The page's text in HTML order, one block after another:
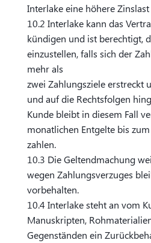
Interlake eine höhere
10.2 Interlake kann das
kündigen und ist berechtigt,
einzustellen, falls sich der
mehr als
zwei Zahlungsziele erstreckt
und auf die Rechtsfolgen
Kunde bleibt in diesem Fall
monatlichen Entgelte bis
zahlen.
10.3 Die Geltendmachung
wegen Zahlungsverzuges
vorbehalten.
10.4 Interlake steht an vom
Manuskripten,
Gegenständen ein